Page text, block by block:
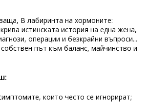
В лабиринта на хормоните:
истинската история на една жена,
операции и безкрайни въпроси...
път към баланс, майчинство и
които често се игнорират;